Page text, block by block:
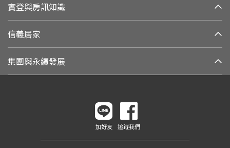
實登與房訊知識
信義居家
集團與永續發展
加好友 追蹤我們